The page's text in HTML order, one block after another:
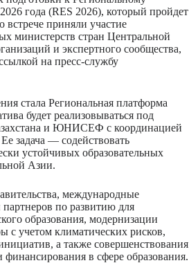
года (RES 2026), который пройдет
встрече приняли участие
министерств стран Центральной
и экспертного сообщества,
на пресс-службу
стала Региональная платформа
будет реализовываться под
и ЮНИСЕФ с координацией
задача — содействовать
устойчивых образовательных
Азии.
международные
по развитию для
образования, модернизации
с учетом климатических рисков,
а также совершенствования
в сфере образования.